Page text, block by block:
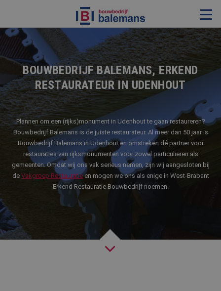
VERBOUWING & RENOVATIE
RESTAURATIE
KOZIJNEN & TIMMERWERK
KLEINERE WERKEN & ONDERHOUD
ADVIES
OVER ONS
PROJECTEN
BLOG
FAQ
BOUWBEDRIJF BALEMANS, ERKEND
RESTAURATEUR IN UDENHOUT
Plannen om een (rijks)monument in Udenhout te gaan restaureren?
Bouwbedrijf Balemans is de juiste restaurateur. Al meer dan 50 jaar is
Bouwbedrijf Balemans in Udenhout en omstreken dé partner voor
restauraties van rijksmonumenten voor zowel particulieren als
gemeenten. Omdat wij ons vak serieus nemen, zijn wij aangesloten bij
de Vakgroep Restauratieen mogen we ons als enige in West-Brabant
Erkend Restauratie Bouwbedrijf noemen.